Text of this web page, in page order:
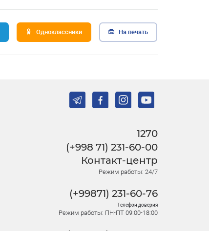
Одноклассники На печать
1270
(+998 71) 231-60-00
Контакт-центр
Режим работы: 24/7
(+99871) 231-60-76
Телефон доверия
Режим работы: ПН-ПТ 09:00-18:00